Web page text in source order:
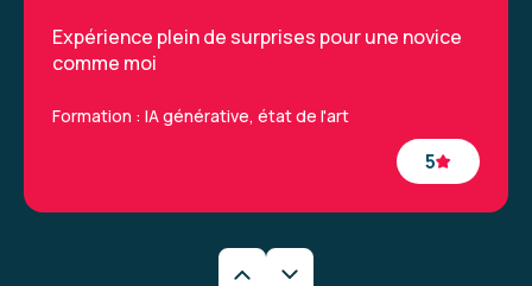
5
Expérience plein de surprises pour une novice
comme moi
Formation : IA générative, état de l'art